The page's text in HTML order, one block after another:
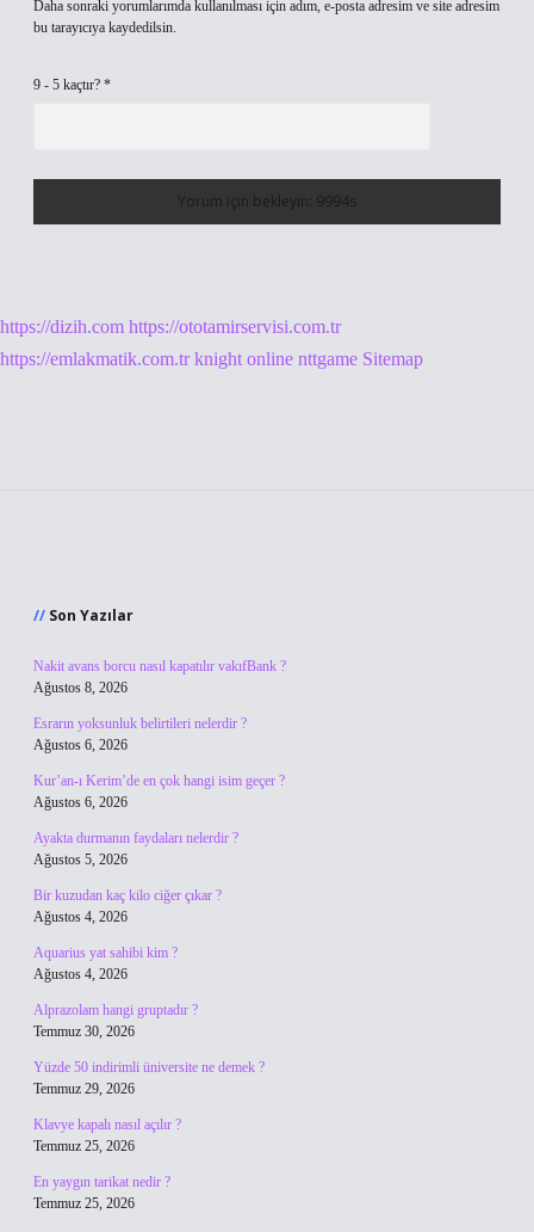
Daha sonraki yorumlarımda kullanılması için adım, e-posta adresim ve site adresim
bu tarayıcıya kaydedilsin.
9 - 5 kaçtır? *
https://dizih.com https://ototamirservisi.com.tr
https://emlakmatik.com.tr knight online nttgame Sitemap
Son Yazılar
Nakit avans borcu nasıl kapatılır vakıfBank ?
Ağustos 8, 2026
Esrarın yoksunluk belirtileri nelerdir ?
Ağustos 6, 2026
Kur’an-ı Kerim’de en çok hangi isim geçer ?
Ağustos 6, 2026
Ayakta durmanın faydaları nelerdir ?
Ağustos 5, 2026
Bir kuzudan kaç kilo ciğer çıkar ?
Ağustos 4, 2026
Aquarius yat sahibi kim ?
Ağustos 4, 2026
Alprazolam hangi gruptadır ?
Temmuz 30, 2026
Yüzde 50 indirimli üniversite ne demek ?
Temmuz 29, 2026
Klavye kapalı nasıl açılır ?
Temmuz 25, 2026
En yaygın tarikat nedir ?
Temmuz 25, 2026